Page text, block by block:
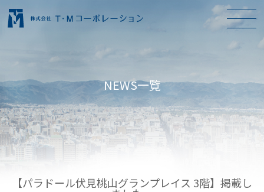
NEWS一覧
【パラドール伏見桃山グランプレイス 3階】掲載し